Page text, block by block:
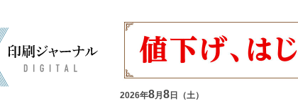
2026年8月 8 日（土）